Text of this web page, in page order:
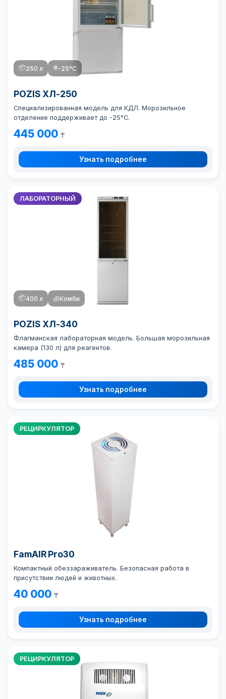
📦250 л ❄️-25°C
POZIS ХЛ-250
Специализированная модель для КДЛ. Морозильное
отделение поддерживает до -25°C.
445 000 ₸
Узнать подробнее
ЛАБОРАТОРНЫЙ
📦400 л 🧊Комби
POZIS ХЛ-340
Флагманская лабораторная модель. Большая морозильная
камера (130 л) для реагентов.
485 000 ₸
Узнать подробнее
РЕЦИРКУЛЯТОР
FamAIR Pro30
Компактный обеззараживатель. Безопасная работа в
присутствии людей и животных.
40 000 ₸
Узнать подробнее
РЕЦИРКУЛЯТОР